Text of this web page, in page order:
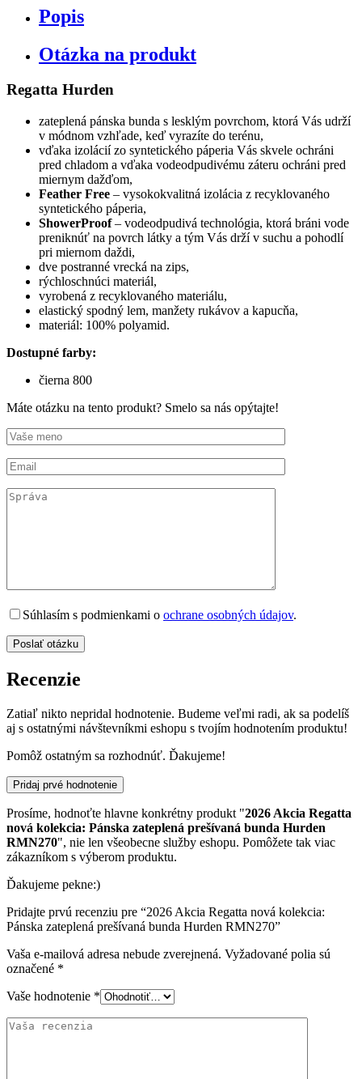
Popis
Otázka na produkt
Regatta Hurden
zateplená pánska bunda s lesklým povrchom, ktorá Vás udrží
v módnom vzhľade, keď vyrazíte do terénu,
vďaka izolácií zo syntetického páperia Vás skvele ochráni
pred chladom a vďaka vodeodpudivému záteru ochráni pred
miernym dažďom,
Feather Free – vysokokvalitná izolácia z recyklovaného
syntetického páperia,
ShowerProof – vodeodpudivá technológia, ktorá bráni vode
preniknúť na povrch látky a tým Vás drží v suchu a pohodlí
pri miernom daždi,
dve postranné vrecká na zips,
rýchloschnúci materiál,
vyrobená z recyklovaného materiálu,
elastický spodný lem, manžety rukávov a kapucňa,
materiál: 100% polyamid.
Dostupné farby:
čierna 800
Máte otázku na tento produkt? Smelo sa nás opýtajte!
Súhlasím s podmienkami o ochrane osobných údajov.
Recenzie
Zatiaľ nikto nepridal hodnotenie. Budeme veľmi radi, ak sa podelíš
aj s ostatnými návštevníkmi eshopu s tvojím hodnotením produktu!
Pomôž ostatným sa rozhodnúť. Ďakujeme!
Pridaj prvé hodnotenie
Prosíme, hodnoťte hlavne konkrétny produkt "2026 Akcia Regatta
nová kolekcia: Pánska zateplená prešívaná bunda Hurden
RMN270", nie len všeobecne služby eshopu. Pomôžete tak viac
zákazníkom s výberom produktu.
Ďakujeme pekne:)
Pridajte prvú recenziu pre “2026 Akcia Regatta nová kolekcia:
Pánska zateplená prešívaná bunda Hurden RMN270”
Vaša e-mailová adresa nebude zverejnená. Vyžadované polia sú
označené *
Vaše hodnotenie *